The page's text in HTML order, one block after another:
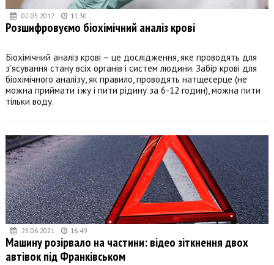
02.05.2017 11:30
Розшифровуємо біохімічний аналіз крові
Біохімічний аналіз крові – це дослідження, яке проводять для
з’ясування стану всіх органів і систем людини. Забір крові для
біохімічного аналізу, як правило, проводять натщесерце (не
можна приймати їжу і пити рідину за 6-12 годин), можна пити
тільки воду.
25.06.2021 16:49
Машину розірвало на частини: відео зіткнення двох
автівок під Франківськом